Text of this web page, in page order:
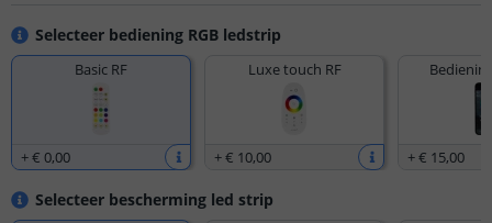
Selecteer bediening RGB ledstrip
Basic RF
+€ 0,00
Luxe touch RF
+€ 10,00 +€ 15,00
Selecteer bescherming led strip